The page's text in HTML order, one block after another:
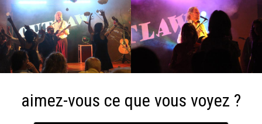
aimez-vous ce que vous voyez ?